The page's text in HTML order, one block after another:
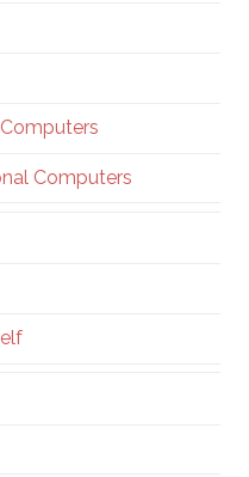
Computers